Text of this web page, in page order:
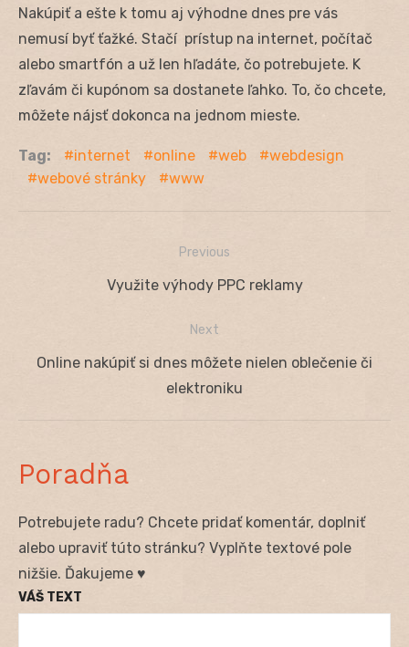
Nakúpiť a ešte k tomu aj výhodne dnes pre vás
nemusí byť ťažké. Stačí prístup na internet, počítač
alebo smartfón a už len hľadáte, čo potrebujete. K
zľavám či kupónom sa dostanete ľahko. To, čo chcete,
môžete nájsť dokonca na jednom mieste.
Tag: internet online web
webdesign
webové stránky
www
Navigácia
Previous
Previous
Využite výhody PPC reklamy
Next
Next
Online nakúpiť si dnes môžete nielen oblečenie či
elektroniku
Poradňa
Potrebujete radu? Chcete pridať komentár, doplniť
alebo upraviť túto stránku? Vyplňte textové pole
nižšie. Ďakujeme ♥
VÁŠ TEXT